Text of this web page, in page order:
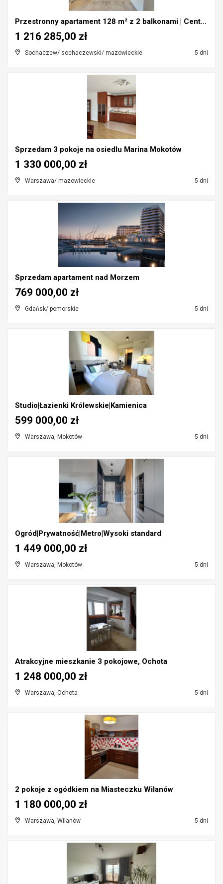
Przestronny apartament 128 m² z 2 balkonami | Cent...
Sochaczew/ sochaczewski/ mazowieckie 5 dni
1 216 285,00 zł
Sprzedam 3 pokoje na osiedlu Marina Mokotów
Warszawa/ mazowieckie 5 dni
1 330 000,00 zł
Sprzedam apartament nad Morzem
Gdańsk/ pomorskie 5 dni
769 000,00 zł
Studio|Łazienki Królewskie|Kamienica
Warszawa, Mokotów 5 dni
599 000,00 zł
Ogród|Prywatność|Metro|Wysoki standard
Warszawa, Mokotów 5 dni
1 449 000,00 zł
Atrakcyjne mieszkanie 3 pokojowe, Ochota
Warszawa, Ochota 5 dni
1 248 000,00 zł
2 pokoje z ogódkiem na Miasteczku Wilanów
Warszawa, Wilanów 5 dni
1 180 000,00 zł